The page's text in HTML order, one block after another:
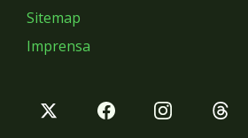
Sitemap
Imprensa